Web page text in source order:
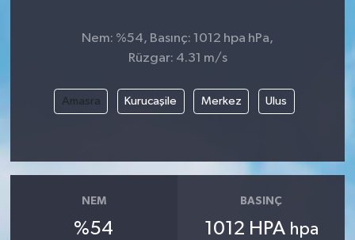
Nem: %54, Basınç: 1012 hpa hPa,
Rüzgar: 4.31 m/s
Amasra Kurucaşile Merkez Ulus
NEM
%54
BASINÇ
1012 HPA hpa